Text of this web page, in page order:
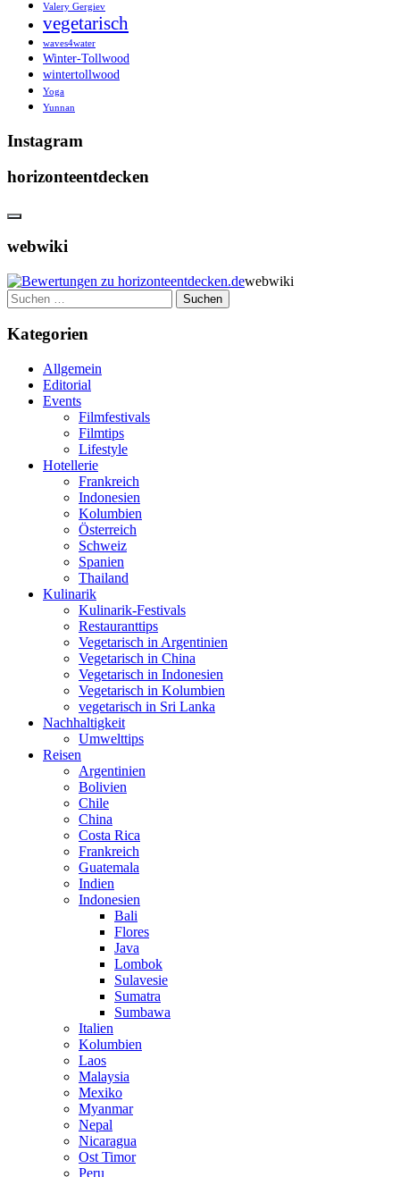
Valery Gergiev
vegetarisch
waves4water
Winter-Tollwood
wintertollwood
Yoga
Yunnan
Instagram
horizonteentdecken
webwiki
webwiki
Suchen
nach:
Kategorien
Allgemein
Editorial
Events
Filmfestivals
Filmtips
Lifestyle
Hotellerie
Frankreich
Indonesien
Kolumbien
Österreich
Schweiz
Spanien
Thailand
Kulinarik
Kulinarik-Festivals
Restauranttips
Vegetarisch in Argentinien
Vegetarisch in China
Vegetarisch in Indonesien
Vegetarisch in Kolumbien
vegetarisch in Sri Lanka
Nachhaltigkeit
Umwelttips
Reisen
Argentinien
Bolivien
Chile
China
Costa Rica
Frankreich
Guatemala
Indien
Indonesien
Bali
Flores
Java
Lombok
Sulavesie
Sumatra
Sumbawa
Italien
Kolumbien
Laos
Malaysia
Mexiko
Myanmar
Nepal
Nicaragua
Ost Timor
Peru